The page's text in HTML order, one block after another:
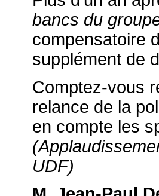
bancs du
compensatoire
supplément de
Comptez-vous
relance de la
en compte les
UDF)